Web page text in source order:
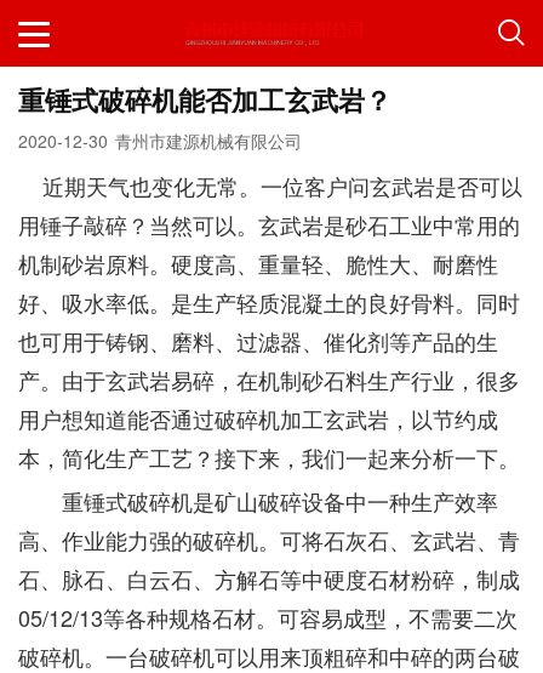
重锤式破碎机能否加工玄武岩？
2020-12-30 青州市建源机械有限公司
近期天气也变化无常。一位客户问玄武岩是否可以
用锤子敲碎？当然可以。玄武岩是砂石工业中常用的
机制砂岩原料。硬度高、重量轻、脆性大、耐磨性
好、吸水率低。是生产轻质混凝土的良好骨料。同时
也可用于铸钢、磨料、过滤器、催化剂等产品的生
产。由于玄武岩易碎，在机制砂石料生产行业，很多
用户想知道能否通过破碎机加工玄武岩，以节约成
本，简化生产工艺？接下来，我们一起来分析一下。
重锤式破碎机是矿山破碎设备中一种生产效率
高、作业能力强的破碎机。可将石灰石、玄武岩、青
石、脉石、白云石、方解石等中硬度石材粉碎，制成
05/12/13等各种规格石材。可容易成型，不需要二次
破碎机。一台破碎机可以用来顶粗碎和中碎的两台破